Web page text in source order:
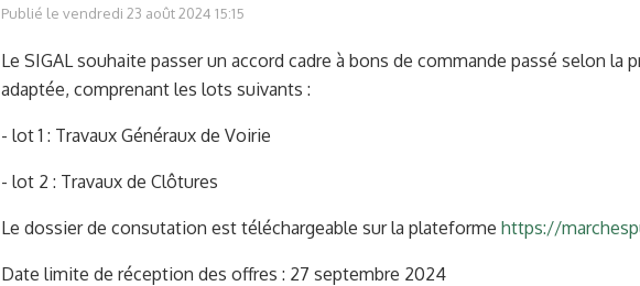
Publié le vendredi 23 août 2024 15:15
Le SIGAL souhaite passer un accord cadre à bons de commande passé selon la
adaptée, comprenant les lots suivants :
- lot 1 : Travaux Généraux de Voirie
- lot 2 : Travaux de Clôtures
Le dossier de consutation est téléchargeable sur la plateforme https://
Date limite de réception des offres : 27 septembre 2024